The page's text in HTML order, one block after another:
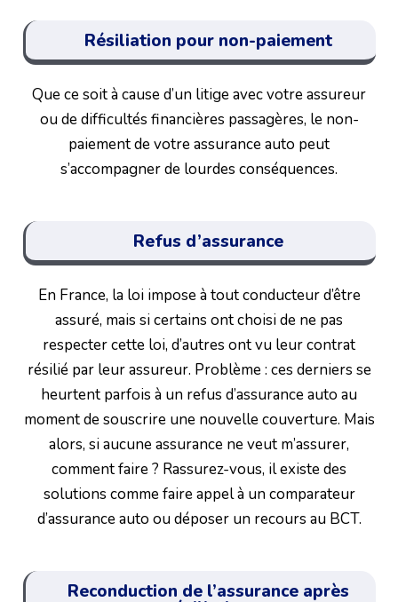
Résiliation pour non-paiement
Que ce soit à cause d’un litige avec votre assureur
ou de difficultés financières passagères, le non-
paiement de votre assurance auto peut
s’accompagner de lourdes conséquences.
Refus d’assurance
En France, la loi impose à tout conducteur d’être
assuré, mais si certains ont choisi de ne pas
respecter cette loi, d’autres ont vu leur contrat
résilié par leur assureur. Problème : ces derniers se
heurtent parfois à un refus d’assurance auto au
moment de souscrire une nouvelle couverture. Mais
alors, si aucune assurance ne veut m’assurer,
comment faire ? Rassurez-vous, il existe des
solutions comme faire appel à un comparateur
d’assurance auto ou déposer un recours au BCT.
Reconduction de l’assurance après